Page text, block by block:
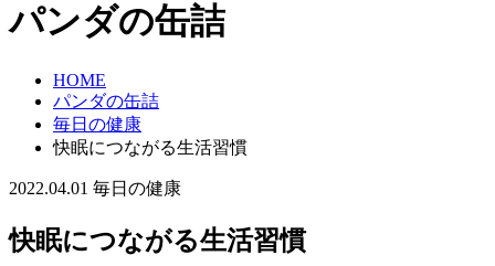
パンダの缶詰
HOME
パンダの缶詰
毎日の健康
快眠につながる生活習慣
2022.04.01 毎日の健康
快眠につながる生活習慣